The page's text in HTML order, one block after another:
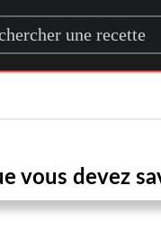
for a recipe
vous devez